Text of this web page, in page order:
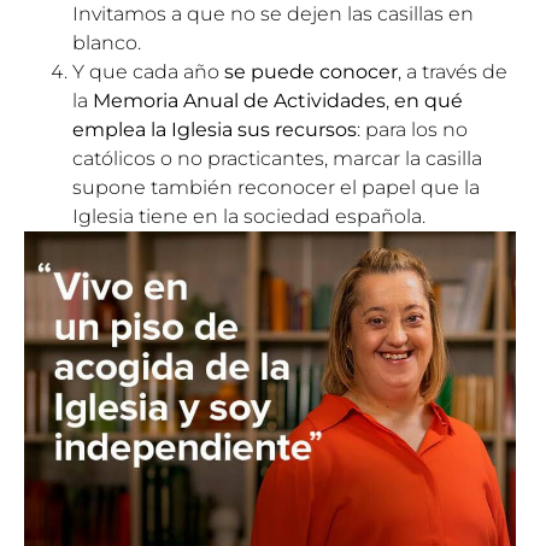
Invitamos a que no se dejen las casillas en
blanco.
Y que cada año se puede conocer, a través de
la Memoria Anual de Actividades, en qué
emplea la Iglesia sus recursos: para los no
católicos o no practicantes, marcar la casilla
supone también reconocer el papel que la
Iglesia tiene en la sociedad española.